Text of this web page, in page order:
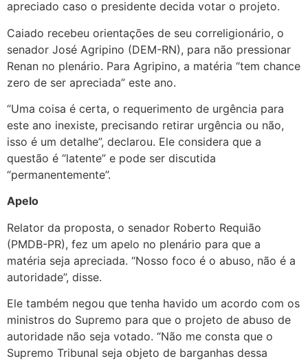
apreciado caso o presidente decida votar o projeto.
Caiado recebeu orientações de seu correligionário, o
senador José Agripino (DEM-RN), para não pressionar
Renan no plenário. Para Agripino, a matéria “tem chance
zero de ser apreciada” este ano.
“Uma coisa é certa, o requerimento de urgência para
este ano inexiste, precisando retirar urgência ou não,
isso é um detalhe”, declarou. Ele considera que a
questão é “latente” e pode ser discutida
“permanentemente”.
Apelo
Relator da proposta, o senador Roberto Requião
(PMDB-PR), fez um apelo no plenário para que a
matéria seja apreciada. “Nosso foco é o abuso, não é a
autoridade”, disse.
Ele também negou que tenha havido um acordo com os
ministros do Supremo para que o projeto de abuso de
autoridade não seja votado. “Não me consta que o
Supremo Tribunal seja objeto de barganhas dessa